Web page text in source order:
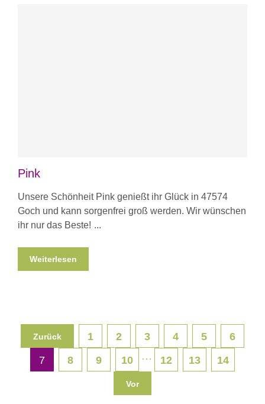
Pink
Unsere Schönheit Pink genießt ihr Glück in 47574
Goch und kann sorgenfrei groß werden. Wir wünschen
ihr nur das Beste!
Weiterlesen
Zurück 1 2 3 4 5
6
7
8 9 10 ··· 12 13 14
Vor